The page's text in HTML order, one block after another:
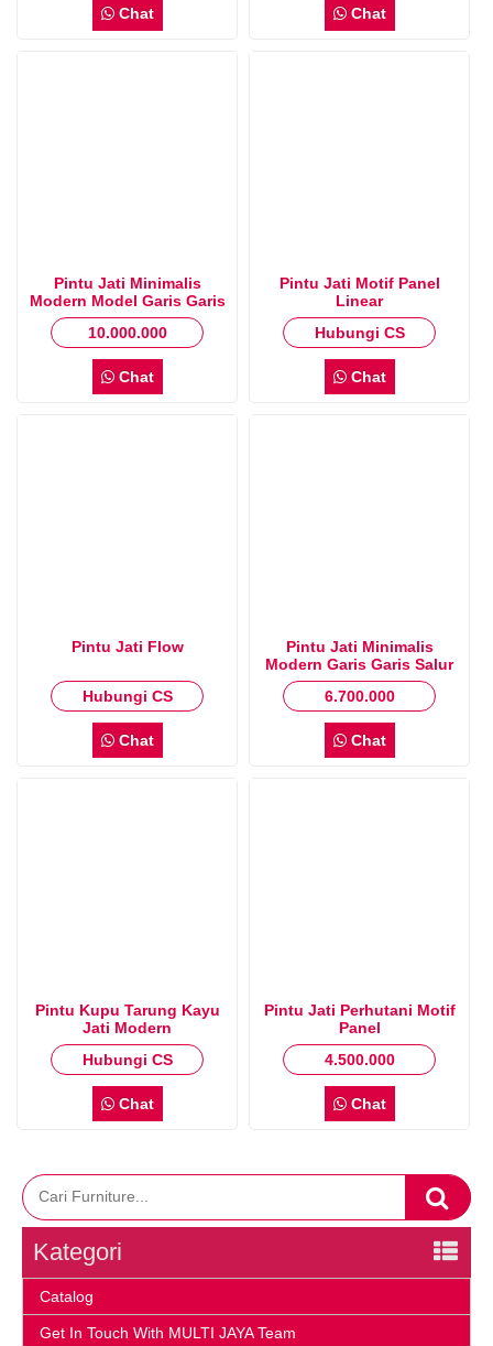
Chat Chat
Pintu Jati Minimalis
Modern Model Garis Garis
Salur
10.000.000
Chat
Pintu Jati Motif Panel
Linear
Hubungi CS
Chat
Pintu Jati Flow
Hubungi CS
Chat
Pintu Jati Minimalis
Modern Garis Garis Salur
6.700.000
Chat
Pintu Kupu Tarung Kayu
Jati Modern
Hubungi CS
Chat
Pintu Jati Perhutani Motif
Panel
4.500.000
Chat
Kategori
Catalog
Get In Touch With MULTI JAYA Team